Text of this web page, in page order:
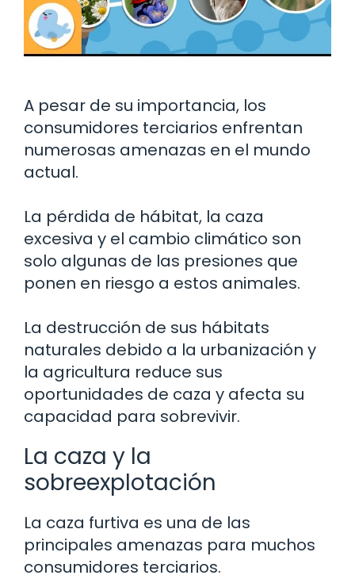
A pesar de su importancia, los
consumidores terciarios enfrentan
numerosas amenazas en el mundo
actual.
La pérdida de hábitat, la caza
excesiva y el cambio climático son
solo algunas de las presiones que
ponen en riesgo a estos animales.
La destrucción de sus hábitats
naturales debido a la urbanización y
la agricultura reduce sus
oportunidades de caza y afecta su
capacidad para sobrevivir.
La caza y la
sobreexplotación
La caza furtiva es una de las
principales amenazas para muchos
consumidores terciarios.